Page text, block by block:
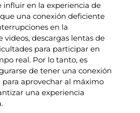
influir en la experiencia de
una conexión deficiente
en la
videos, descargas lentas de
para participar en
real. Por lo tanto, es
de tener una conexión
para aprovechar al máximo
una experiencia